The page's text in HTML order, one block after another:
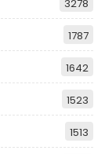
3278
1787
1642
1523
1513